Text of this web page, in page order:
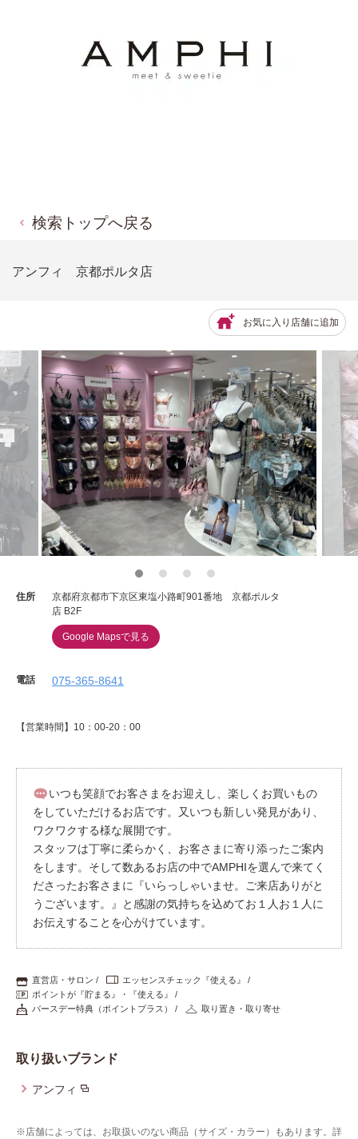
検索トップへ戻る
アンフィ 京都ポルタ店
お気に入り店舗に追加
住所
京都府京都市下京区東塩小路町901番地 京都ポルタ
店 B2F
Google Mapsで見る
電話 075-365-8641
【営業時間】10：00-20：00
いつも笑顔でお客さまをお迎えし、楽しくお買いもの
をしていただけるお店です。又いつも新しい発見があり、
ワクワクする様な展開です。
スタッフは丁寧に柔らかく、お客さまに寄り添ったご案内
をします。そして数あるお店の中でAMPHIを選んで来てく
ださったお客さまに『いらっしゃいませ。ご来店ありがと
うございます。』と感謝の気持ちを込めてお１人お１人に
お伝えすることを心がけています。
直営店・サロン
エッセンスチェック『使える』
ポイントが『貯まる』・『使える』
バースデー特典（ポイントプラス）
取り置き・取り寄せ
取り扱いブランド
アンフィ
※店舗によっては、お取扱いのない商品（サイズ・カラー）もあります。詳